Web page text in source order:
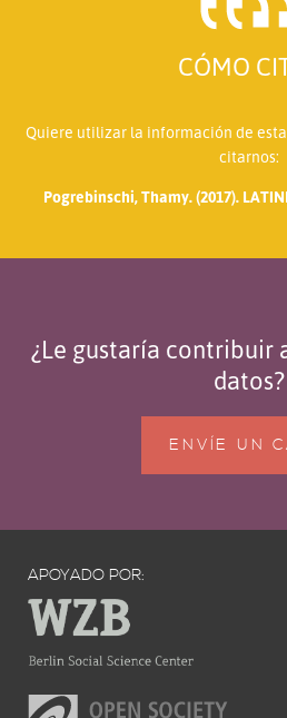
CÓMO
Quiere utilizar la información de esta
citarnos:
Pogrebinschi, Thamy. (2017).
¿Le gustaría contribuir
datos?
ENVÍE UN
APOYADO POR: